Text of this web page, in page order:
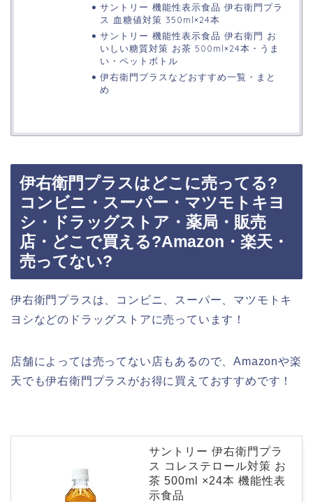
サントリー 機能性表示食品 伊右衛門プラ
ス 血糖値対策 350ml×24本
サントリー 機能性表示食品 伊右衛門 お
いしい糖質対策 お茶 500ml×24本・うま
い・ペットボトル
伊右衛門プラスなどおすすめ一覧・まと
め
伊右衛門プラスはどこに売ってる?
コンビニ・スーパー・マツモトキヨ
シ・ドラッグストア・薬局・販売
店・どこで買える?Amazon・楽天・
売ってない?
伊右衛門プラスは、コンビニ、スーパー、マツモトキ
ヨシなどのドラッグストアに売っています！
店舗によっては売ってない店もあるので、Amazonや楽
天でも伊右衛門プラスがお得に買えておすすめです！
サントリー 伊右衛門プラ
ス コレステロール対策 お
茶 500ml ×24本 機能性表
示食品